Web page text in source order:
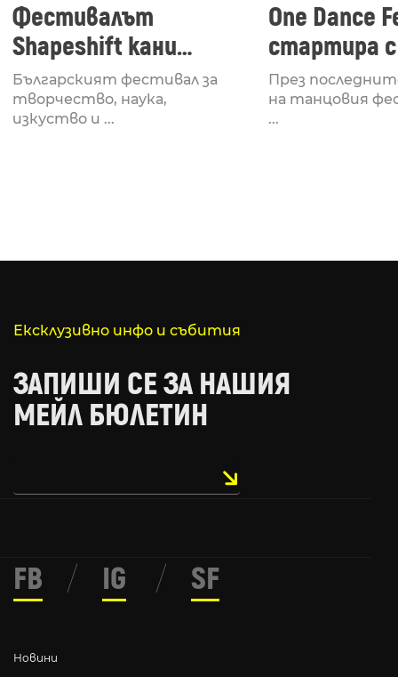
Фестивалът
Shapeshift кани
Fabrizio Mammarella
за откриването си
Българският фестивал за
творчество, наука,
изкуство и ...
One Dance
стартира
Lucid,
рейв
През
на танцовия
...
Ексклузивно инфо и събития
ЗАПИШИ СЕ ЗА НАШИЯ
МЕЙЛ БЮЛЕТИН
Новини
FB / IG / SF